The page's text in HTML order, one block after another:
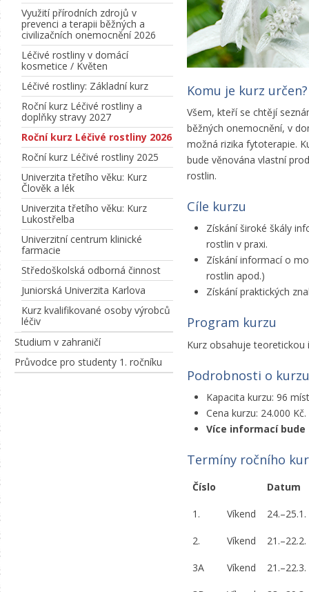
Využití přírodních zdrojů v
prevenci a terapii běžných a
civilizačních onemocnění 2026
Léčivé rostliny v domácí
kosmetice / Květen
Léčivé rostliny: Základní kurz
Roční kurz Léčivé rostliny a
doplňky stravy 2027
Roční kurz Léčivé rostliny 2026
Roční kurz Léčivé rostliny 2025
Univerzita třetího věku: Kurz
Člověk a lék
Univerzita třetího věku: Kurz
Lukostřelba
Univerzitní centrum klinické
farmacie
Středoškolská odborná činnost
Juniorská Univerzita Karlova
Kurz kvalifikované osoby výrobců
léčiv
Studium v zahraničí
Průvodce pro studenty 1. ročníku
Komu je kurz určen?
Všem, kteří se chtějí
běžných onemocnění, v
možná rizika fytoterapie.
bude věnována vlastní
rostlin.
Cíle kurzu
Získání široké škály
rostlin v praxi.
Získání informací o
rostlin apod.)
Získání praktických
Program kurzu
Kurz obsahuje teoretickou
Podrobnosti o kurzu
Kapacita kurzu: 96 míst
Cena kurzu: 24.000 Kč.
Více informací
Termíny ročního
Číslo Datum
1. Víkend 24.–25.1.
2. Víkend 21.–22.2.
3A Víkend 21.–22.3.